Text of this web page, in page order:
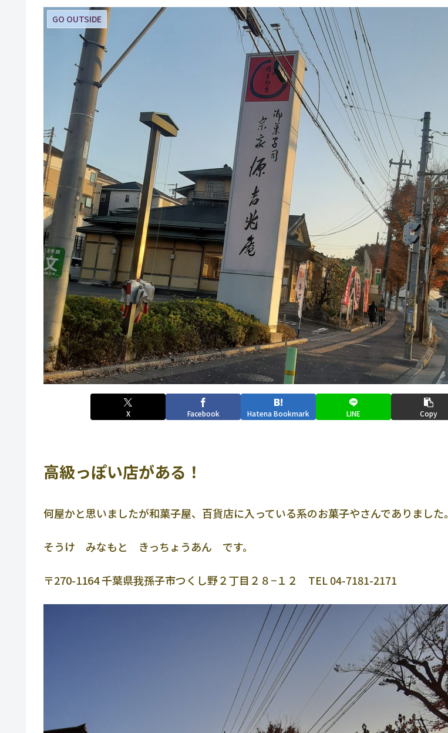
GO OUTSIDE
X Facebook Hatena Bookmark LINE Copy
高級っぽい店がある！
何屋かと思いましたが和菓子屋、百貨店に入っている系のお菓子やさんでありました。
そうけ みなもと きっちょうあん です。
〒270-1164 千葉県我孫子市つくし野２丁目２８−１２ TEL 04-7181-2171